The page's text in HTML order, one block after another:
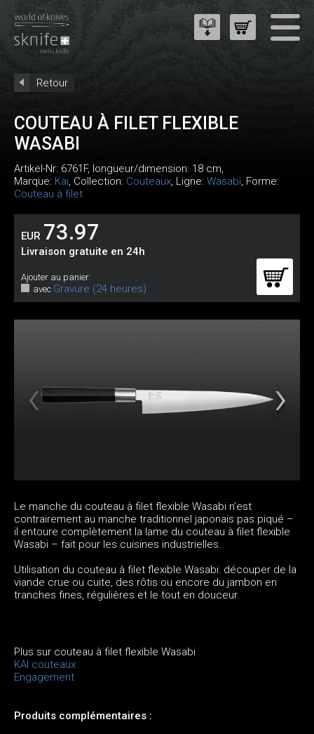
Retour
COUTEAU À FILET FLEXIBLE
WASABI
Artikel-Nr: 6761F, longueur/dimension: 18 cm,
Marque: Kai, Collection: Couteaux, Ligne: Wasabi, Forme:
Couteau à filet
EUR 73.97
Livraison gratuite en 24h
Ajouter au panier:
avec Gravure (24 heures)
Le manche du couteau à filet flexible Wasabi n’est
contrairement au manche traditionnel japonais pas piqué –
il entoure complètement la lame du couteau à filet flexible
Wasabi – fait pour les cuisines industrielles.
Utilisation du couteau à filet flexible Wasabi: découper de la
viande crue ou cuite, des rôtis ou encore du jambon en
tranches fines, régulières et le tout en douceur.
Plus sur couteau à filet flexible Wasabi
KAI couteaux
Engagement
Produits complémentaires :